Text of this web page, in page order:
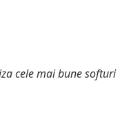
cele mai bune softuri